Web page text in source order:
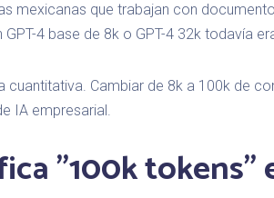
mexicanas que trabajan con
4 base de 8k o GPT-4 32k todavía
cuantitativa. Cambiar de 8k a 100k de
IA empresarial.
"100k tokens"